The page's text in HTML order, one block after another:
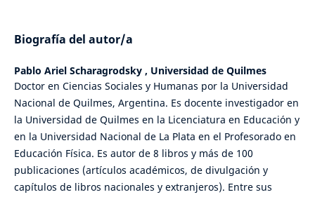
Biografía del autor/a
Pablo Ariel Scharagrodsky , Universidad de Quilmes
Doctor en Ciencias Sociales y Humanas por la Universidad
Nacional de Quilmes, Argentina. Es docente investigador en
la Universidad de Quilmes en la Licenciatura en Educación y
en la Universidad Nacional de La Plata en el Profesorado en
Educación Física. Es autor de 8 libros y más de 100
publicaciones (artículos académicos, de divulgación y
capítulos de libros nacionales y extranjeros). Entre sus